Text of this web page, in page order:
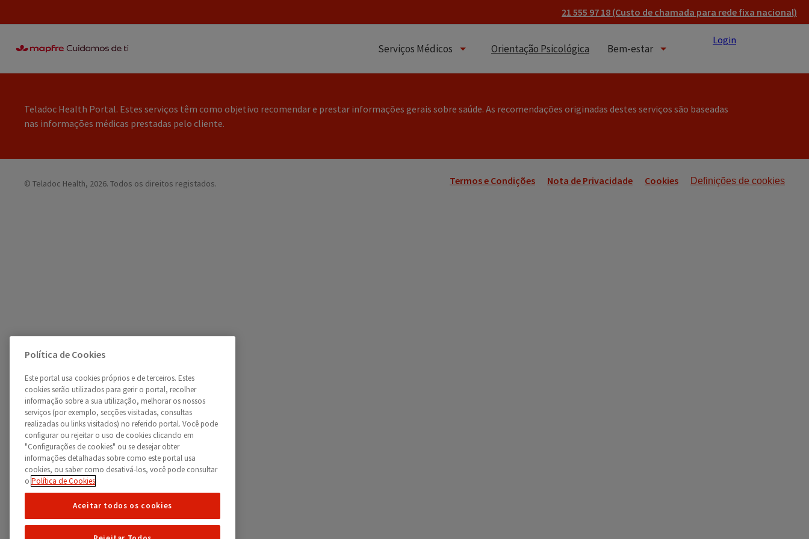
21 555 97 18 (Custo de chamada para rede fixa nacional)
Serviços Médicos Orientação Psicológica Bem-estar
Login
Teladoc Health Portal. Estes serviços têm como objetivo recomendar e prestar informações gerais sobre saúde. As recomendações originadas destes serviços são baseadas
nas informações médicas prestadas pelo cliente.
© Teladoc Health, 2026. Todos os direitos registados. Termos e Condições Nota de Privacidade Cookies Definições de cookies
Política de Cookies
Este portal usa cookies próprios e de terceiros. Estes
cookies serão utilizados para gerir o portal, recolher
informação sobre a sua utilização, melhorar os nossos
serviços (por exemplo, secções visitadas, consultas
realizadas ou links visitados) no referido portal. Você pode
configurar ou rejeitar o uso de cookies clicando em
"Configurações de cookies" ou se desejar obter
informações detalhadas sobre como este portal usa
cookies, ou saber como desativá-los, você pode consultar
o Política de Cookies
Aceitar todos os cookies